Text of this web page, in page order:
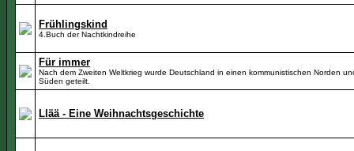
Frühlingskind
4.Buch der Nachtkindreihe
Für immer
Nach dem Zweiten Weltkrieg wurde Deutschland in einen kommunistischen Norden
Süden geteilt.
Llää - Eine Weihnachtsgeschichte